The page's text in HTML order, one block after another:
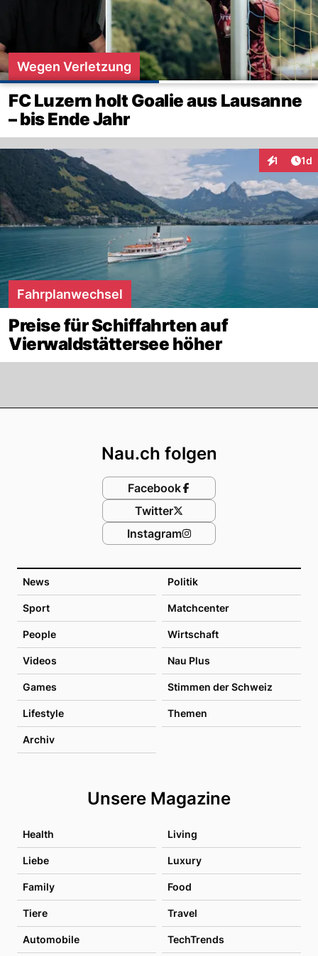
Wegen Verletzung
FC Luzern holt Goalie aus Lausanne
– bis Ende Jahr
1 1d
Fahrplanwechsel
Preise für Schiffahrten auf
Vierwaldstättersee höher
News Politik
Sport Matchcenter
People Wirtschaft
Videos Nau Plus
Games Stimmen der Schweiz
Lifestyle Themen
Archiv
Unsere Magazine
Health Living
Liebe Luxury
Family Food
Tiere Travel
Automobile TechTrends
Nau.ch folgen
Facebook
Twitter
Instagram